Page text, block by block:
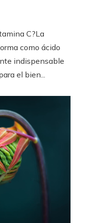
C?La
como ácido
indispensable
el bien...